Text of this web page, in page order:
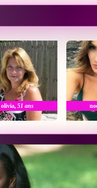
olivia, 51 ans